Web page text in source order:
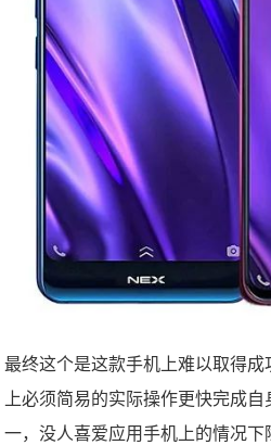
最终这个是这款手机上难以取得
上必须简易的实际操作更快完成
一，没人喜爱应用手机上的情况